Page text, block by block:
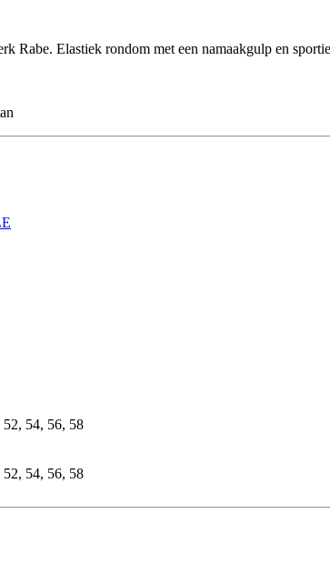
Rabe. Elastiek rondom met een namaakgulp en
54, 56, 58
54, 56, 58